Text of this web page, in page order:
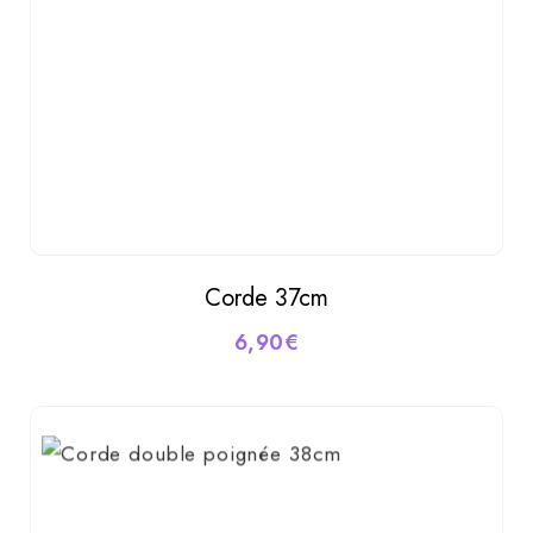
AJOUTER AU PANIER
Corde 37cm
6,90€